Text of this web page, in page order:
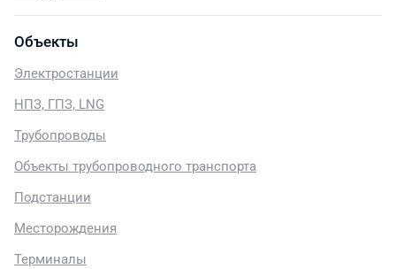
Объекты
Электростанции
НПЗ, ГПЗ, LNG
Трубопроводы
Объекты трубопроводного транспорта
Подстанции
Месторождения
Терминалы